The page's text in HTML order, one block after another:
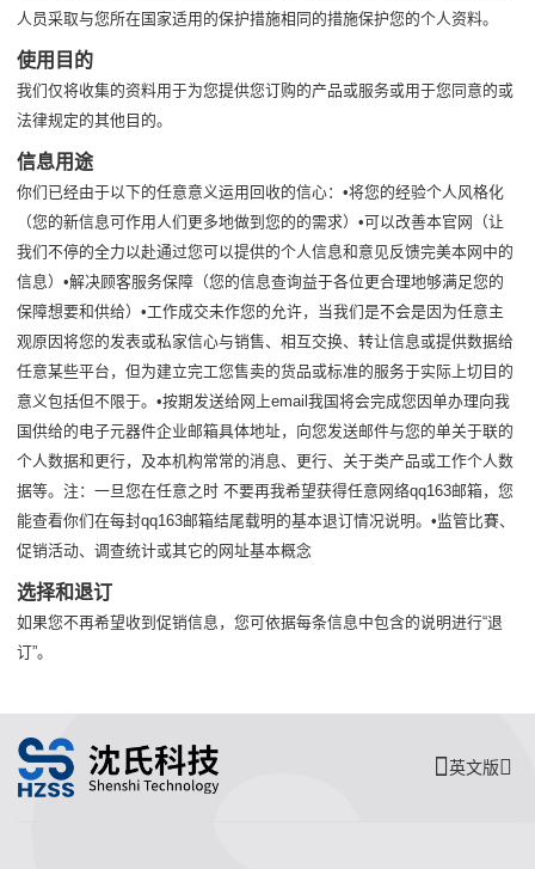
人员采取与您所在国家适用的保护措施相同的措施保护您的个人资料。
使用目的
我们仅将收集的资料用于为您提供您订购的产品或服务或用于您同意的或
法律规定的其他目的。
信息用途
你们已经由于以下的任意意义运用回收的信心：•将您的经验个人风格化
（您的新信息可作用人们更多地做到您的的需求）•可以改善本官网（让
我们不停的全力以赴通过您可以提供的个人信息和意见反馈完美本网中的
信息）•解决顾客服务保障（您的信息查询益于各位更合理地够满足您的
保障想要和供给）•工作成交未作您的允许，当我们是不会是因为任意主
观原因将您的发表或私家信心与销售、相互交换、转让信息或提供数据给
任意某些平台，但为建立完工您售卖的货品或标准的服务于实际上切目的
意义包括但不限于。•按期发送给网上email我国将会完成您因单办理向我
国供给的电子元器件企业邮箱具体地址，向您发送邮件与您的单关于联的
个人数据和更行，及本机构常常的消息、更行、关于类产品或工作个人数
据等。注：一旦您在任意之时 不要再我希望获得任意网络qq163邮箱，您
能查看你们在每封qq163邮箱结尾载明的基本退订情况说明。•监管比賽、
促销活动、调查统计或其它的网址基本概念
选择和退订
如果您不再希望收到促销信息，您可依据每条信息中包含的说明进行“退
订”。
英文版